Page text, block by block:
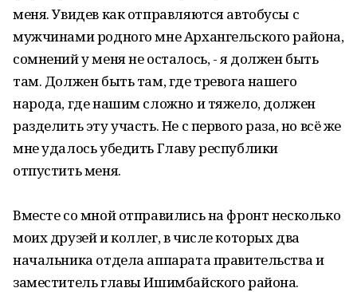
меня. Увидев как отправляются автобусы с
мужчинами родного мне Архангельского района,
сомнений у меня не осталось, - я должен быть
там. Должен быть там, где тревога нашего
народа, где нашим сложно и тяжело, должен
разделить эту участь. Не с первого раза, но всё же
мне удалось убедить Главу республики
отпустить меня.
Вместе со мной отправились на фронт несколько
моих друзей и коллег, в числе которых два
начальника отдела аппарата правительства и
заместитель главы Ишимбайского района.